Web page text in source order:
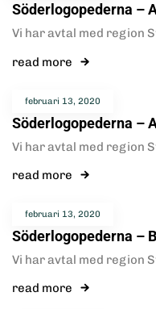
Söderlogopederna –
Vi har avtal med region
read more
februari 13, 2020
Söderlogopederna –
Vi har avtal med region
read more
februari 13, 2020
Söderlogopederna –
Vi har avtal med region
read more